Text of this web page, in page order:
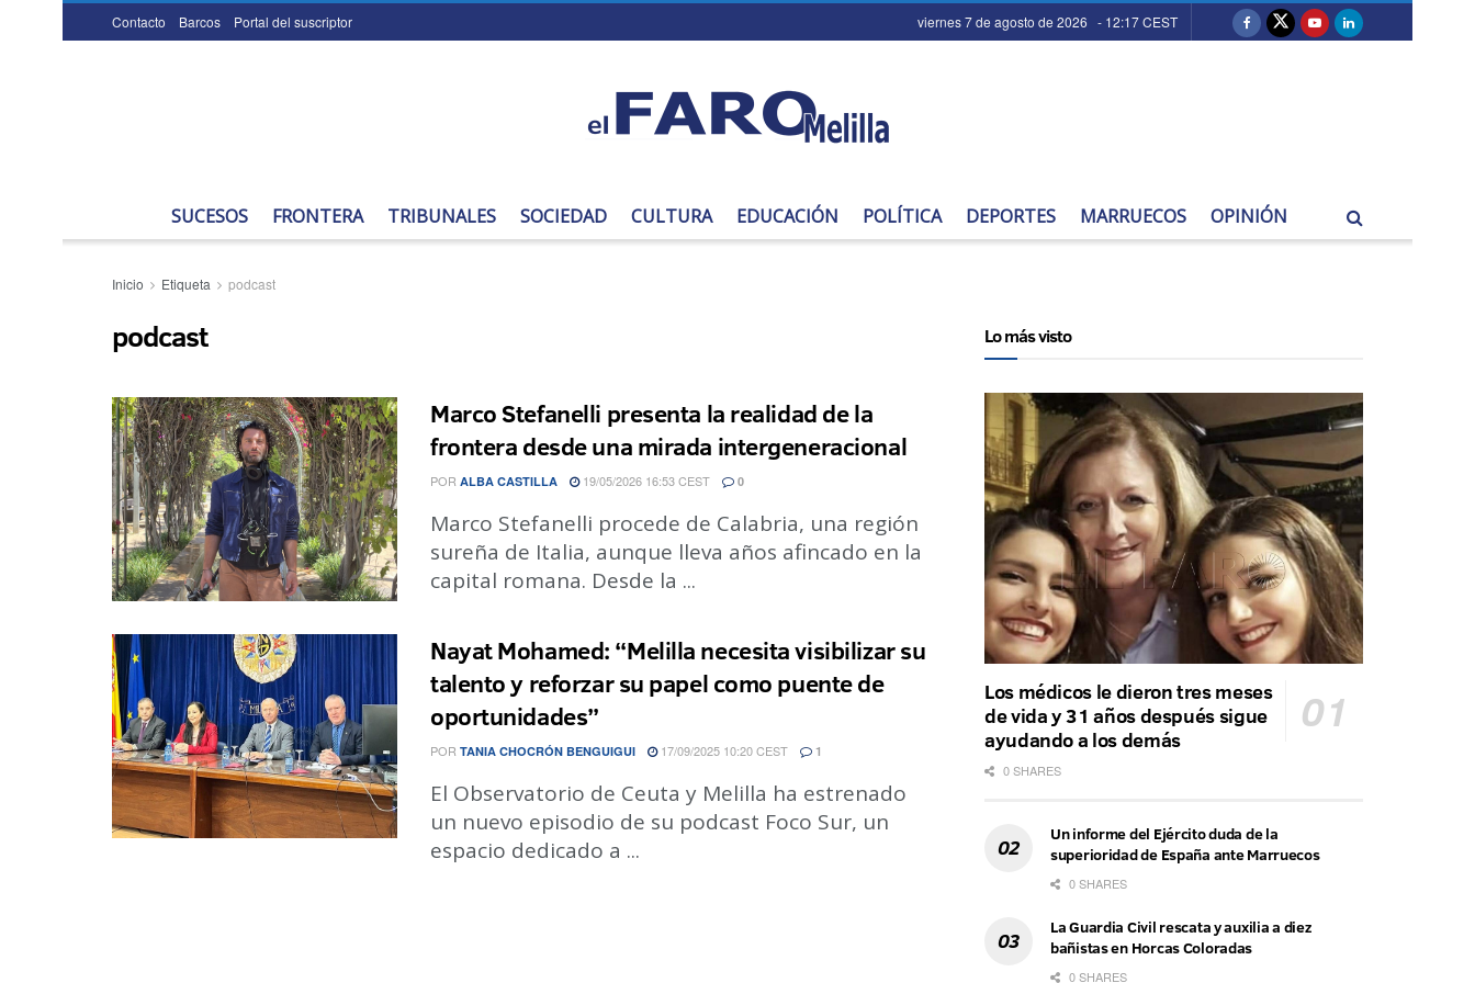
Contacto Barcos Portal del suscriptor viernes 7 de agosto de 2026 - 12:17 CEST
SUCESOS FRONTERA TRIBUNALES SOCIEDAD CULTURA EDUCACIÓN POLÍTICA DEPORTES MARRUECOS OPINIÓN
Inicio Etiqueta podcast
podcast
Marco Stefanelli presenta la realidad de la
frontera desde una mirada intergeneracional
POR ALBA CASTILLA 19/05/2026 16:53 CEST 0
Marco Stefanelli procede de Calabria, una región
sureña de Italia, aunque lleva años afincado en la
capital romana. Desde la ...
Nayat Mohamed: “Melilla necesita visibilizar su
talento y reforzar su papel como puente de
oportunidades”
POR TANIA CHOCRÓN BENGUIGUI 17/09/2025 10:20 CEST 1
El Observatorio de Ceuta y Melilla ha estrenado
un nuevo episodio de su podcast Foco Sur, un
espacio dedicado a ...
Lo más visto
Los médicos le dieron tres meses
de vida y 31 años después sigue
ayudando a los demás
0 SHARES
Un informe del Ejército duda de la
superioridad de España ante Marruecos
0 SHARES
La Guardia Civil rescata y auxilia a diez
bañistas en Horcas Coloradas
0 SHARES